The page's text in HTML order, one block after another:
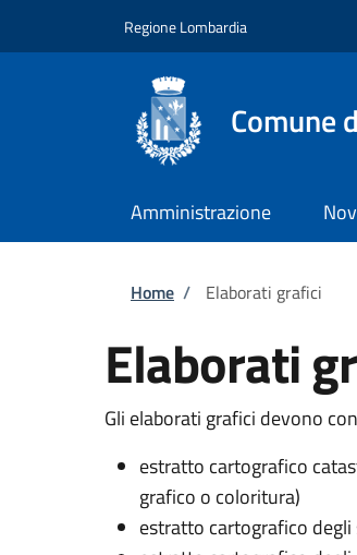
Regione Lombardia
Comune
Amministrazione
Briciole di
Home / Elaborati grafici
Elaborati
Gli elaborati grafici devono
estratto cartografico
grafico o coloritura)
estratto cartografico